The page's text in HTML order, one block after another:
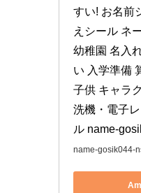
すい! お名前
えシール ネ
幼稚園 名入
い 入学準備
子供 キャラ
洗機・電子
ル name-
name-gosik044-